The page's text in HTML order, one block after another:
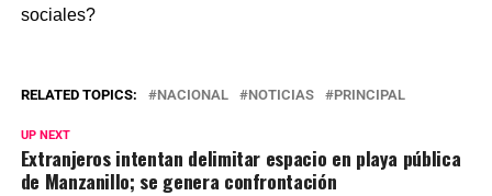
sociales?
RELATED TOPICS: NACIONAL NOTICIAS PRINCIPAL
UP NEXT
Extranjeros intentan delimitar espacio en playa pública
de Manzanillo; se genera confrontación